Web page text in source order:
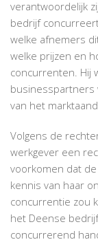
verantwoordelijk
bedrijf
welke afnemers
welke prijzen en
concurrenten. Hij
businesspartners
van het
Volgens de
werkgever een
voorkomen dat
kennis van haar
concurrentie zou
het Deense
concurrerend